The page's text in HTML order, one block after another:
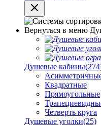
Вернуться в меню
Душевые кабины
Квадратные
Прямоугольные
Четверть круга
Душевые уголки(25)